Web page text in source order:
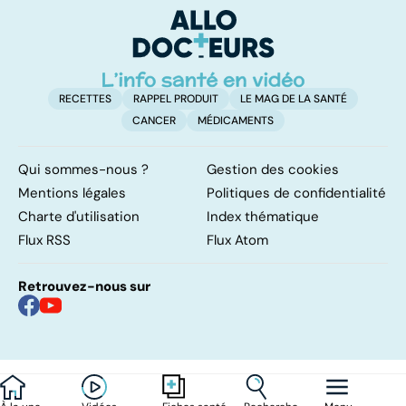
RECETTES RAPPEL PRODUIT
LE MAG DE LA SANTÉ
CANCER
MÉDICAMENTS
Qui sommes-nous ?
Gestion des cookies
Mentions légales
Politiques de confidentialité
Charte d'utilisation
Index thématique
Flux RSS
Flux Atom
Retrouvez-nous sur